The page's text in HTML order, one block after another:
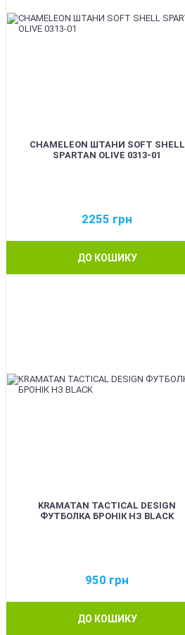
CHAMELEON ШТАНИ SOFT SHELL
SPARTAN OLIVE 0313-01
2255 грн
ДО КОШИКУ
KRAMATAN TACTICAL DESIGN
ФУТБОЛКА БРОНІК НЗ BLACK
950 грн
ДО КОШИКУ